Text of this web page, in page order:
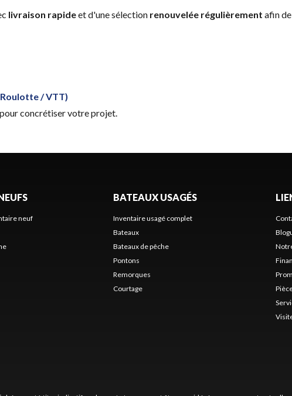
livraison rapideet d'une sélection renouvelée régulièrement afin
/ VTT)
pour concrétiser votre projet.
neuf
BATEAUX USAGÉS
Inventaire usagé complet
Bateaux
Bateaux de pêche
Pontons
Remorques
Courtage